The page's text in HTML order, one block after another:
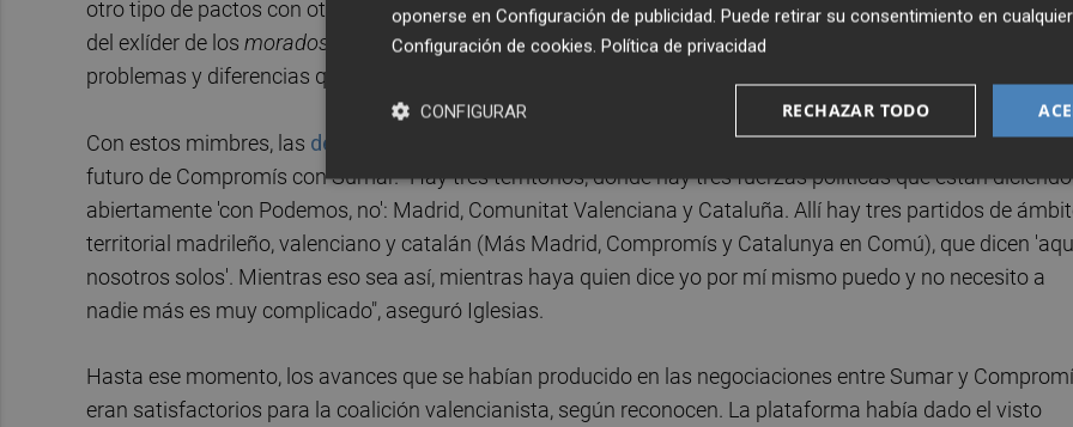
otro tipo de pactos con otras formaciones. La tensión entre Podemos y Sumar es manifiesta y la irrupción
del exlíder de los morados Pablo Iglesias, no ha hecho más que aumentar la crispación y evidenciar los
problemas y diferencias que ambas fuerzas tienen para cerrar un acuerdo.
Con estos mimbres, las declaraciones
del exsecretario general de Podemos también han pasado factura
futuro de Compromís con Sumar. "Hay tres territorios, donde hay tres fuerzas políticas que están diciendo
abiertamente 'con Podemos, no': Madrid, Comunitat Valenciana y Cataluña. Allí hay tres partidos de
territorial madrileño, valenciano y catalán (Más Madrid, Compromís y Catalunya en Comú), que dicen
nosotros solos'. Mientras eso sea así, mientras haya quien dice yo por mí mismo puedo y no necesito a
nadie más es muy complicado", aseguró Iglesias.
Hasta ese momento, los avances que se habían producido en las negociaciones entre Sumar y
eran satisfactorios para la coalición valencianista, según reconocen. La plataforma había dado el visto
oponerse en Configuración de publicidad. Puede retirar su consentimiento en
Configuración de cookies. Política de privacidad
RECHAZAR TODO
CONFIGURAR